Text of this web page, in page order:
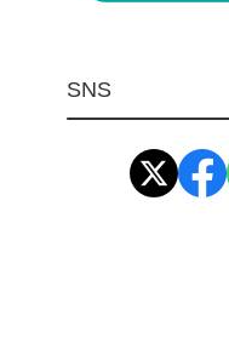
環境安全用品
工業資材(栃木屋)
SNS